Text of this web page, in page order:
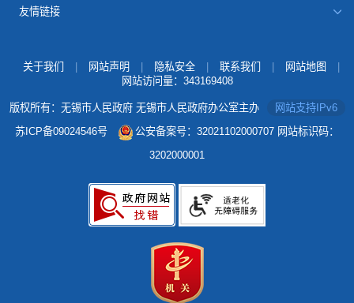
友情链接
关于我们 网站声明 隐私安全 联系我们 网站地图
网站访问量： 343169408
版权所有：无锡市人民政府 无锡市人民政府办公室主办
网站支持IPv6
苏ICP备09024546号
公安备案号：32021102000707 网站标识码：
3202000001